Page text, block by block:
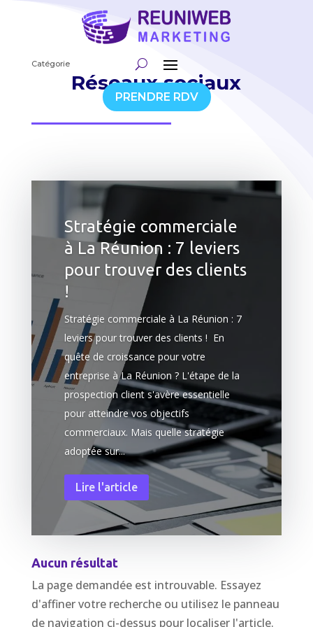
PRENDRE RDV
Catégorie
Réseaux sociaux
Stratégie commerciale
à La Réunion : 7 leviers
pour trouver des clients
!
Stratégie commerciale à La Réunion : 7
leviers pour trouver des clients ! En
quête de croissance pour votre
entreprise à La Réunion ? L'étape de la
prospection client s'avère essentielle
pour atteindre vos objectifs
commerciaux. Mais quelle stratégie
adoptée sur...
Lire l'article
Aucun résultat
La page demandée est introuvable. Essayez
d'affiner votre recherche ou utilisez le panneau
de navigation ci-dessus pour localiser l'article.